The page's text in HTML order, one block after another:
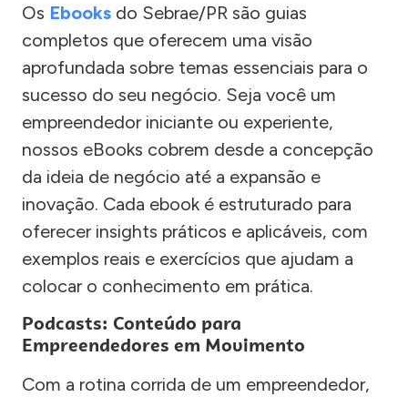
Os Ebooks do Sebrae/PR são guias
completos que oferecem uma visão
aprofundada sobre temas essenciais para o
sucesso do seu negócio. Seja você um
empreendedor iniciante ou experiente,
nossos eBooks cobrem desde a concepção
da ideia de negócio até a expansão e
inovação. Cada ebook é estruturado para
oferecer insights práticos e aplicáveis, com
exemplos reais e exercícios que ajudam a
colocar o conhecimento em prática.
Podcasts: Conteúdo para
Empreendedores em Movimento
Com a rotina corrida de um empreendedor,